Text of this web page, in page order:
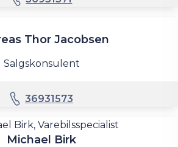
Thor Jacobsen
Salgskonsulent
36931573
Michael Birk